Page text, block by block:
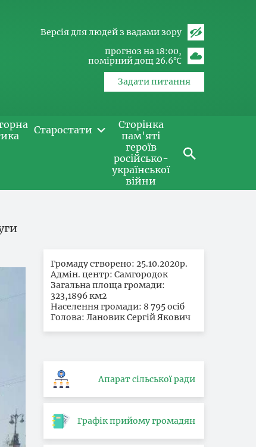
Версія для людей з вадами зору
прогноз на 18:00
помірний дощ 26.6℃
Задати питання
Старостати
Сторінка
пам'яті
героїв
російсько-
української
війни
Громаду створено: 25.10.2020р.
Адмін. центр: Самгородок
Загальна площа громади:
323,1896 км2
Населення громади: 8 795 осіб
Голова: Лановик Сергій Якович
Апарат сільської ради
Графік прийому громадян